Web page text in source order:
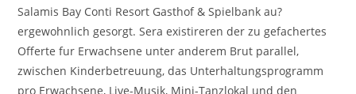
Salamis Bay Conti Resort Gasthof & Spielbank au?
ergewohnlich gesorgt. Sera existireren der zu gefachertes
Offerte fur Erwachsene unter anderem Brut parallel,
zwischen Kinderbetreuung, das Unterhaltungsprogramm
pro Erwachsene, Live-Musik, Mini-Tanzlokal und den